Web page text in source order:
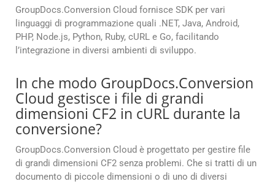
GroupDocs.Conversion Cloud fornisce SDK per vari
linguaggi di programmazione quali .NET, Java, Android,
PHP, Node.js, Python, Ruby, cURL e Go, facilitando
l’integrazione in diversi ambienti di sviluppo.
In che modo GroupDocs.Conversion
Cloud gestisce i file di grandi
dimensioni CF2 in cURL durante la
conversione?
GroupDocs.Conversion Cloud è progettato per gestire file
di grandi dimensioni CF2 senza problemi. Che si tratti di un
documento di piccole dimensioni o di uno di diversi